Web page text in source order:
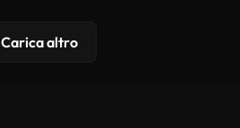
Carica altro